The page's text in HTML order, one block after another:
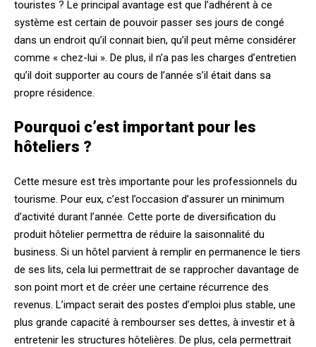
touristes ? Le principal avantage est que l’adhérent à ce
système est certain de pouvoir passer ses jours de congé
dans un endroit qu’il connait bien, qu’il peut même considérer
comme « chez-lui ». De plus, il n’a pas les charges d’entretien
qu’il doit supporter au cours de l’année s’il était dans sa
propre résidence.
Pourquoi c’est important pour les
hôteliers ?
Cette mesure est très importante pour les professionnels du
tourisme. Pour eux, c’est l’occasion d’assurer un minimum
d’activité durant l’année. Cette porte de diversification du
produit hôtelier permettra de réduire la saisonnalité du
business. Si un hôtel parvient à remplir en permanence le tiers
de ses lits, cela lui permettrait de se rapprocher davantage de
son point mort et de créer une certaine récurrence des
revenus. L’impact serait des postes d’emploi plus stable, une
plus grande capacité à rembourser ses dettes, à investir et à
entretenir les structures hôtelières. De plus, cela permettrait